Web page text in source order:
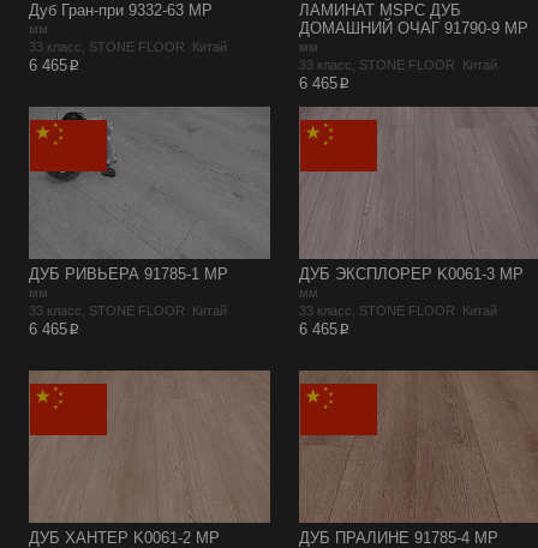
Дуб Гран-при 9332-63 MР
мм
33 класс, STONE FLOOR Китай
6 465p
ЛАМИНАТ MSPC ДУБ
ДОМАШНИЙ ОЧАГ 91790-9 MP
мм
33 класс, STONE FLOOR Китай
6 465p
ДУБ РИВЬЕРА 91785-1 MP
мм
33 класс, STONE FLOOR Китай
6 465p
ДУБ ЭКСПЛОРЕР K0061-3 MP
мм
33 класс, STONE FLOOR Китай
6 465p
ДУБ ХАНТЕР K0061-2 MP ДУБ ПРАЛИНЕ 91785-4 MP